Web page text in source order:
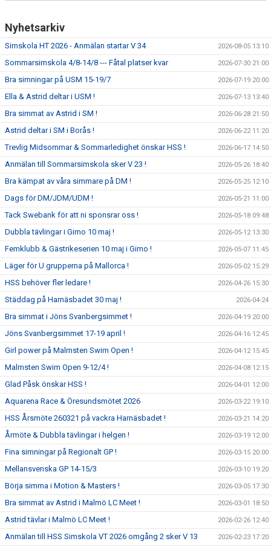
Nyhetsarkiv
Simskola HT 2026 - Anmälan startar V 34 2026-08-05 13:10
Sommarsimskola 4/8-14/8 --- Fåtal platser kvar 2026-07-30 21:00
Bra simningar på USM 15-19/7 2026-07-19 20:00
Ella & Astrid deltar i USM ! 2026-07-13 13:40
Bra simmat av Astrid i SM ! 2026-06-28 21:50
Astrid deltar i SM i Borås ! 2026-06-22 11:20
Trevlig Midsommar & Sommarledighet önskar HSS ! 2026-06-17 14:50
Anmälan till Sommarsimskola sker V 23 ! 2026-05-26 18:40
Bra kämpat av våra simmare på DM ! 2026-05-25 12:10
Dags för DM/JDM/UDM ! 2026-05-21 11:00
Tack Swebank för att ni sponsrar oss ! 2026-05-18 09:48
Dubbla tävlingar i Gimo 10 maj ! 2026-05-12 13:30
Femklubb & Gästrikeserien 10 maj i Gimo ! 2026-05-07 11:45
Läger för U grupperna på Mallorca ! 2026-05-02 15:29
HSS behöver fler ledare ! 2026-04-26 15:30
Städdag på Harnäsbadet 30 maj ! 2026-04-24
Bra simmat i Jöns Svanbergsimmet ! 2026-04-19 20:00
Jöns Svanbergsimmet 17-19 april ! 2026-04-16 12:45
Girl power på Malmsten Swim Open ! 2026-04-12 15:45
Malmsten Swim Open 9-12/4 ! 2026-04-08 12:15
Glad Påsk önskar HSS ! 2026-04-01 12:00
Aquarena Race & Öresundsmötet 2026 2026-03-22 19:10
HSS Årsmöte 260321 på vackra Harnäsbadet ! 2026-03-21 14:20
Årmöte & Dubbla tävlingar i helgen ! 2026-03-19 12:00
Fina simningar på Regionalt GP ! 2026-03-15 20:00
Mellansvenska GP 14-15/3 2026-03-10 19:20
Börja simma i Motion & Masters ! 2026-03-05 17:30
Bra simmat av Astrid i Malmö LC Meet ! 2026-03-01 18:50
Astrid tävlar i Malmö LC Meet ! 2026-02-26 12:40
Anmälan till HSS Simskola VT 2026 omgång 2 sker V 13 2026-02-23 17:20